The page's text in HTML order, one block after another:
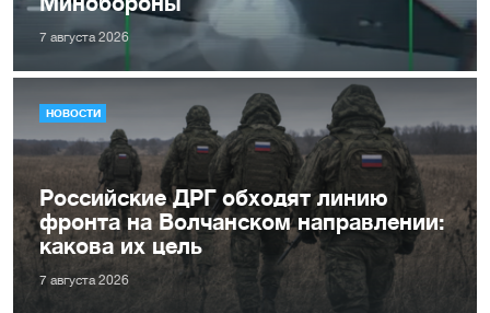
7 августа 2026
НОВОСТИ
Российские ДРГ обходят линию
фронта на Волчанском направлении:
какова их цель
7 августа 2026